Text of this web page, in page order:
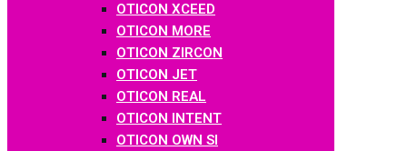
OTICON XCEED
OTICON MORE
OTICON ZIRCON
OTICON JET
OTICON REAL
OTICON INTENT
OTICON OWN SI